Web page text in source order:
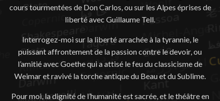
cours tourmentées de Don Carlos, ou sur les Alpes éprises de
liberté avec Guillaume Tell.
Interrogez-moi sur la liberté arrachée à la tyrannie, le
puissant affrontement de la passion contre le devoir, ou
l’amitié avec Goethe qui a attisé le feu du classicisme de
Weimar et ravivé la torche antique du Beau et du Sublime.
Pour moi, la dignité de l’humanité est sacrée, et le théâtre en